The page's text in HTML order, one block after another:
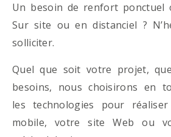
Un besoin de renfort ponctuel
Sur site ou en distanciel ?
solliciter.
Quel que soit votre projet,
besoins, nous choisirons en
les technologies pour
mobile, votre site Web ou